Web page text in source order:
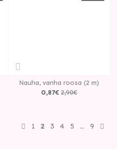
Nauha, vanha roosa (2 m)
0,87€ 2,90€
1 2 3 4 5 … 9